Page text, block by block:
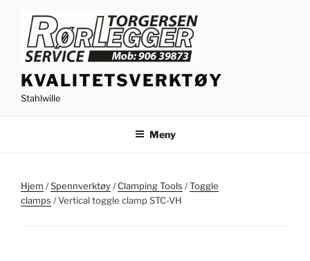
innhold
KVALITETSVERKTØY
Stahlwille
Meny
Hjem /Spennverktøy/Clamping Tools /Toggle
clamps / Vertical toggle clamp STC-VH